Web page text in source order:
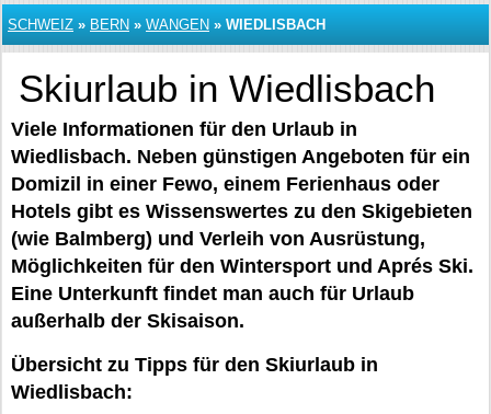
SCHWEIZ » BERN » WANGEN » WIEDLISBACH
Skiurlaub in Wiedlisbach
Viele Informationen für den Urlaub in
Wiedlisbach. Neben günstigen Angeboten für ein
Domizil in einer Fewo, einem Ferienhaus oder
Hotels gibt es Wissenswertes zu den Skigebieten
(wie Balmberg) und Verleih von Ausrüstung,
Möglichkeiten für den Wintersport und Aprés Ski.
Eine Unterkunft findet man auch für Urlaub
außerhalb der Skisaison.
Übersicht zu Tipps für den Skiurlaub in
Wiedlisbach: